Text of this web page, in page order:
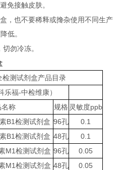
免接触皮肤。
，也不要稀释或搀杂使用不同生产
低。
勿冷冻。
测试剂盒产品目录
乐福-中检维康）
名称 规格 灵敏度ppb
B1检测试剂盒 96孔
0.1
B1检测试剂盒 48孔
0.1
M1检测试剂盒 96孔
0.05
M1检测试剂盒 48孔
0.05